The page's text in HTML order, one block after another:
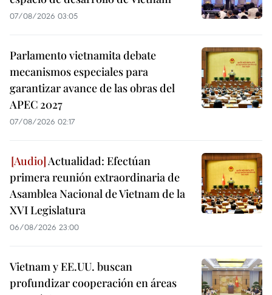
07/08/2026 03:05
Parlamento vietnamita debate
mecanismos especiales para
garantizar avance de las obras del
APEC 2027
07/08/2026 02:17
Actualidad: Efectúan
primera reunión extraordinaria de
Asamblea Nacional de Vietnam de la
XVI Legislatura
06/08/2026 23:00
Vietnam y EE.UU. buscan
profundizar cooperación en áreas